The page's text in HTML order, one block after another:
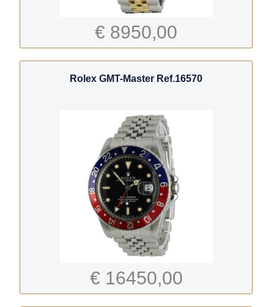
€ 8950,00
Rolex GMT-Master Ref.16570
€ 16450,00